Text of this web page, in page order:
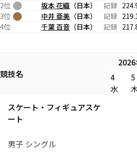
2位
坂本 花織 （日本） 記録
3位
中井 亜美 （日本） 記録
4位
千葉 百音 （日本） 記録
競技名
4
5
水
スケート・フィギュアスケ
ート
男子 シングル